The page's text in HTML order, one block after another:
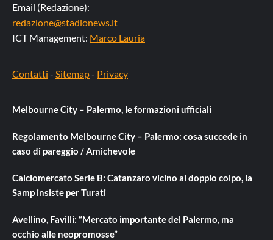
Email (Redazione):
redazione@stadionews.it
ICT Management: Marco Lauria
Contatti - Sitemap- Privacy
Melbourne City – Palermo, le formazioni ufficiali
Regolamento Melbourne City – Palermo: cosa succede in
caso di pareggio / Amichevole
Calciomercato Serie B: Catanzaro vicino al doppio colpo, la
Samp insiste per Turati
Avellino, Favilli: “Mercato importante del Palermo, ma
occhio alle neopromosse”